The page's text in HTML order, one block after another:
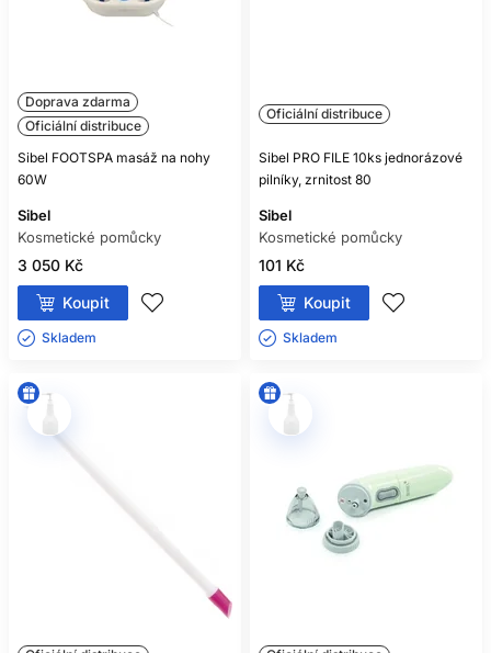
Doprava zdarma
Oficiální distribuce
Sibel FOOTSPA masáž na nohy
60W
Sibel
Kosmetické pomůcky
3 050 Kč
Koupit
Skladem ㅤ
Oficiální distribuce
Sibel PRO FILE 10ks jednorázové
pilníky, zrnitost 80
Sibel
Kosmetické pomůcky
101 Kč
Koupit
Skladem ㅤ